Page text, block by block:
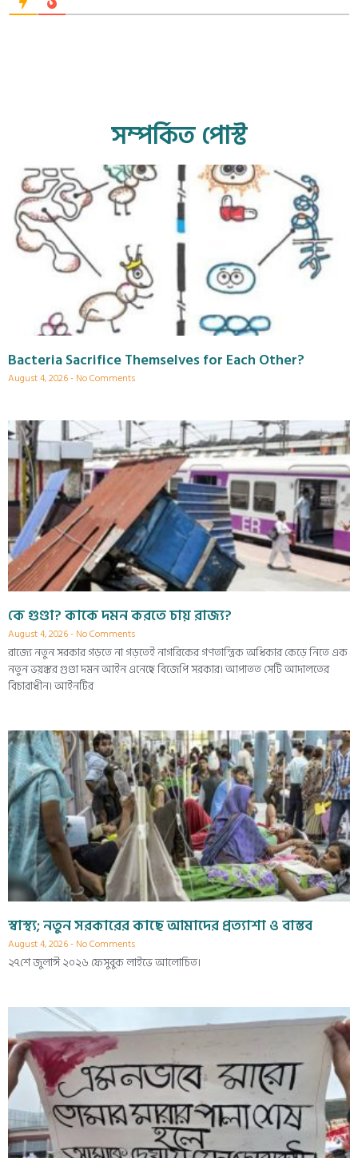
সম্পর্কিত পোস্ট
Bacteria Sacrifice Themselves for Each Other?
August 4, 2026 No Comments
কে গুণ্ডা? কাকে দমন করতে চায় রাজ্য?
August 4, 2026 No Comments
রাজ্যে নতুন সরকার গড়তে না গড়তেই নাগরিকের গণতান্ত্রিক অধিকার কেড়ে নিতে এক
নতুন ভয়ঙ্কর গুণ্ডা দমন আইন এনেছে বিজেপি সরকার। আপাতত সেটি আদালতের
বিচারাধীন। আইনটির
স্বাস্থ্য; নতুন সরকারের কাছে আমাদের প্রত্যাশা ও বাস্তব
August 4, 2026 No Comments
২৭শে জুলাঈ ২০২৬ ফেসুবুক লাইভে আলোচিত।